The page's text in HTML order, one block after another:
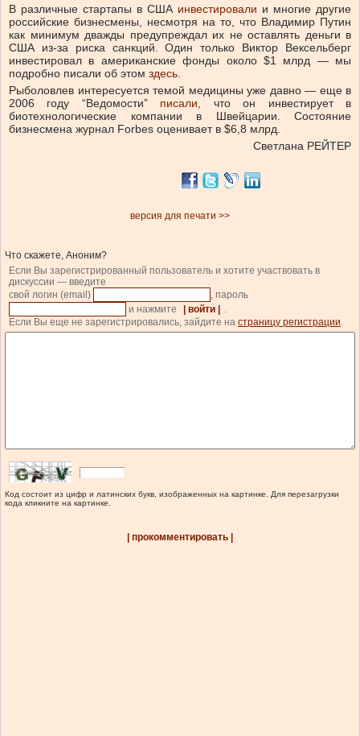
В различные стартапы в США инвестировали и многие другие
российские бизнесмены, несмотря на то, что Владимир Путин
как минимум дважды предупреждал их не оставлять деньги в
США из-за риска санкций. Один только Виктор Вексельберг
инвестировал в американские фонды около $1 млрд — мы
подробно писали об этом здесь.
Рыболовлев интересуется темой медицины уже давно — еще в
2006 году “Ведомости” писали, что он инвестирует в
биотехнологические компании в Швейцарии. Состояние
бизнесмена журнал Forbes оценивает в $6,8 млрд.
Светлана РЕЙТЕР
версия для печати >>
Что скажете, Аноним?
Если Вы зарегистрированный пользователь и хотите участвовать в
дискуссии — введите
свой логин (email)
, пароль
и нажмите
| войти |
.
Если Вы еще не зарегистрировались, зайдите на страницу регистрации.
Код состоит из цифр и латинских букв, изображенных на картинке. Для перезагрузки
кода кликните на картинке.
| прокомментировать |